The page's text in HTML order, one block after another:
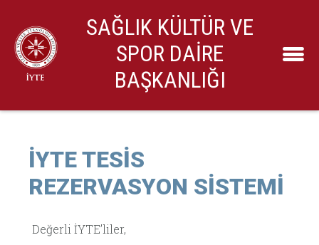
SAĞLIK KÜLTÜR VE
SPOR DAİRE
BAŞKANLIĞI
İYTE TESİS
REZERVASYON SİSTEMİ
Değerli İYTE’liler,